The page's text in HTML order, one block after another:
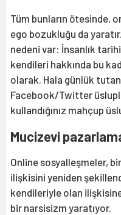
Tüm bunların ötesinde,
ego bozukluğu da
nedeni var: İnsanlık
kendileri hakkında bu
olarak. Hala günlük
Facebook/Twitter
kullandığınız mahçup
Mucizevi
Online sosyalleşmeler,
ilişkisini yeniden
kendileriyle olan
bir narsisizm yaratıyor.